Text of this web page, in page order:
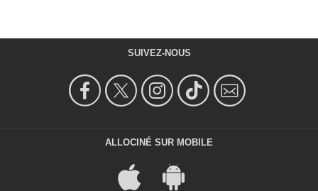
SUIVEZ-NOUS
ALLOCINÉ SUR MOBILE